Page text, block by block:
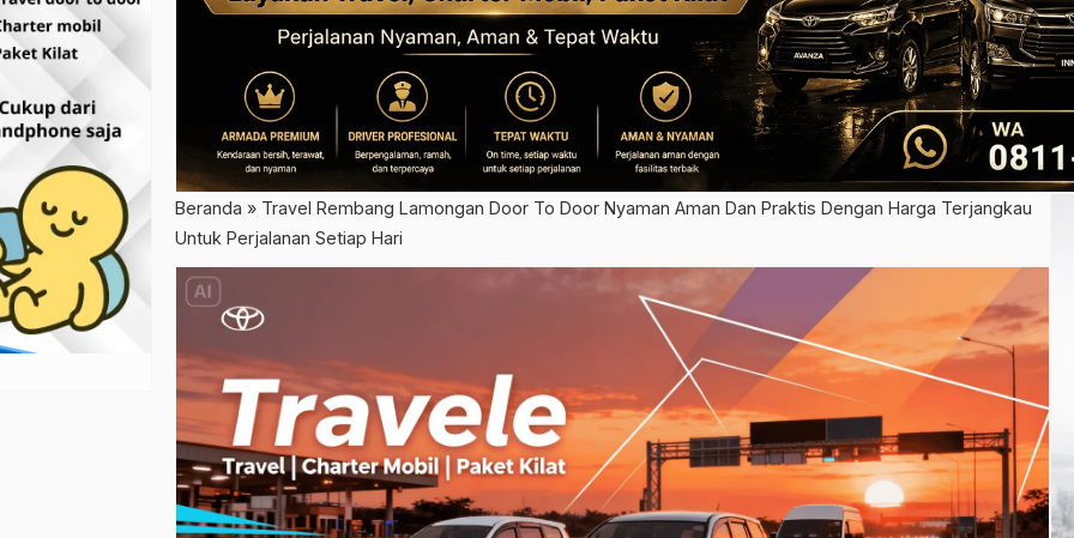
Beranda » Travel Rembang Lamongan Door To Door Nyaman Aman Dan Praktis Dengan Harga Terjangkau
Untuk Perjalanan Setiap Hari